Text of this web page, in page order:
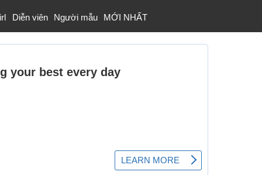
Diễn viên Người mẫu MỚI NHẤT